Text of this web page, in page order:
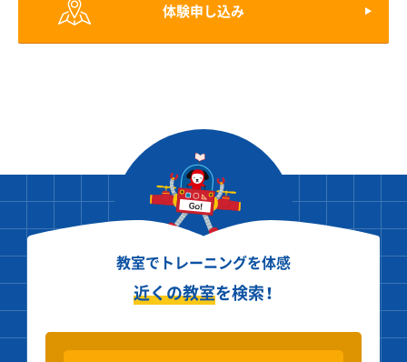
体験申し込み
教室でトレーニングを体感
近くの教室を検索！